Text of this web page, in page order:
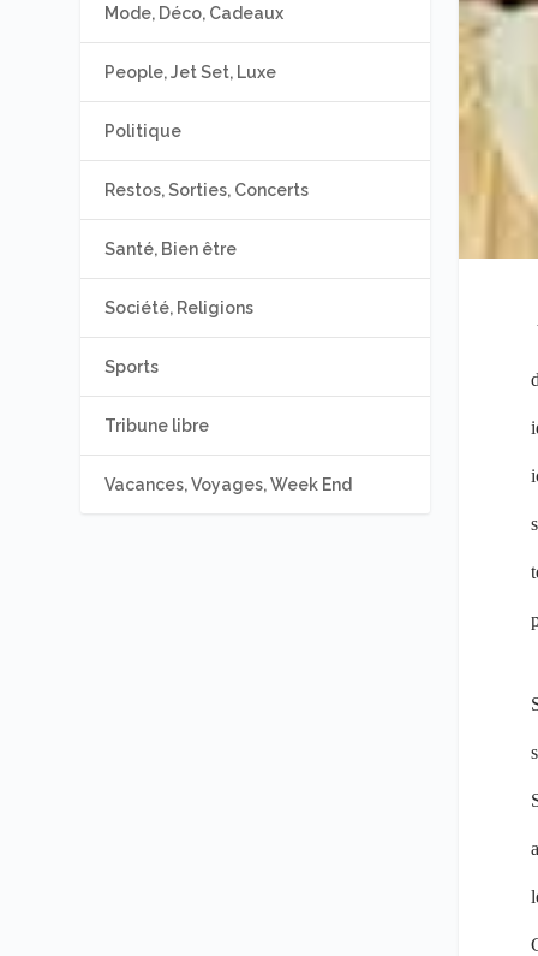
Mode, Déco, Cadeaux
People, Jet Set, Luxe
Politique
Restos, Sorties, Concerts
Santé, Bien être
Société, Religions
Sports
Tribune libre
Vacances, Voyages, Week End